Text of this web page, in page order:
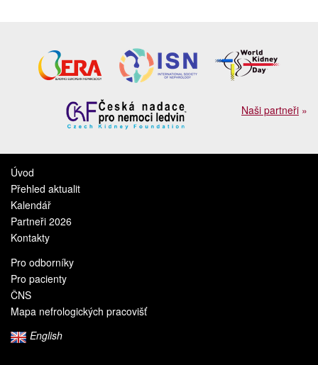
Naši partneři »
Úvod
Přehled aktualit
Kalendář
Partneři 2026
Kontakty
Pro odborníky
Pro pacienty
ČNS
Mapa nefrologických pracovišť
English